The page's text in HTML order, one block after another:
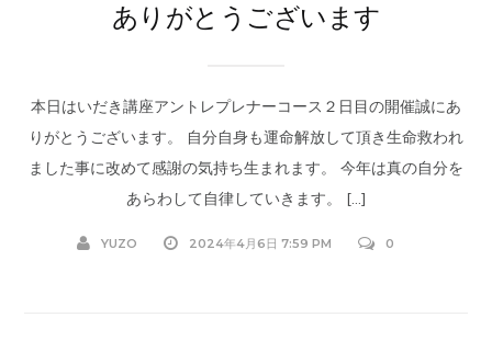
ありがとうございます
本日はいだき講座アントレプレナーコース２日目の開催誠にあ
りがとうございます。 自分自身も運命解放して頂き生命救われ
ました事に改めて感謝の気持ち生まれます。 今年は真の自分を
あらわして自律していきます。 […]
YUZO 2024年4月6日 7:59 PM 0